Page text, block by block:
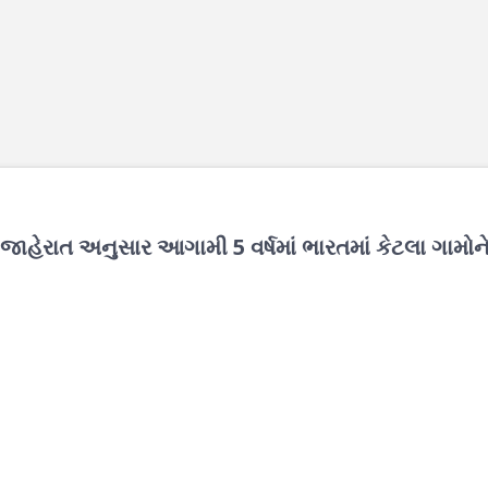
અનુસાર આગામી 5 વર્ષમાં ભારતમાં કેટલા